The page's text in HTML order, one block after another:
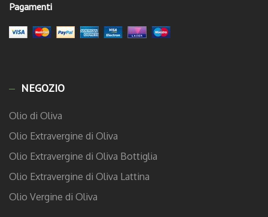
Pagamenti
NEGOZIO
Olio di Oliva
Olio Extravergine di Oliva
Olio Extravergine di Oliva Bottiglia
Olio Extravergine di Oliva Lattina
Olio Vergine di Oliva